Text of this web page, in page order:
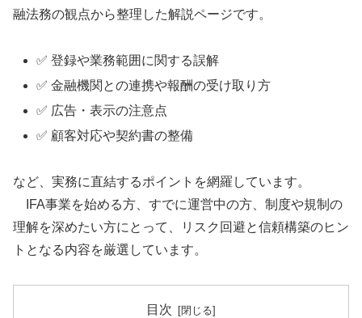
融法務の観点から整理した解説ページです。
✅ 登録や業務範囲に関する誤解
✅ 金融機関との連携や報酬の受け取り方
✅ 広告・表示の注意点
✅ 顧客対応や契約書の整備
など、実務に直結するポイントを網羅しています。
IFA事業を始める方、すでに運営中の方、制度や規制の
理解を深めたい方にとって、リスク回避と信頼構築のヒン
トとなる内容を厳選しています。
目次